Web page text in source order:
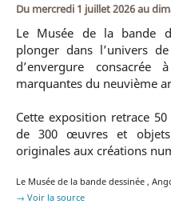
Du mercredi 1 juillet 2026au
Le Musée de la bande
plonger dans l’univers
d’envergure
marquantes du neuvième
Cette exposition retrace
de 300 œuvres et objets
originales aux créations
Le Musée de la bande dessinée ,
→ Voir la source